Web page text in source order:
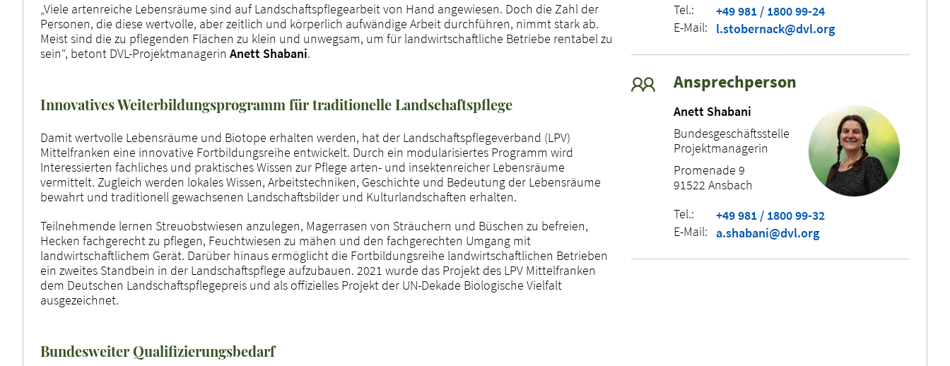
„Viele artenreiche Lebensräume sind auf Landschaftspflegearbeit von Hand angewiesen. Doch die Zahl der
Personen, die diese wertvolle, aber zeitlich und körperlich aufwändige Arbeit durchführen, nimmt stark ab.
Meist sind die zu pflegenden Flächen zu klein und unwegsam, um für landwirtschaftliche Betriebe rentabel zu
sein“, betont DVL-Projektmanagerin Anett Shabani.
Innovatives Weiterbildungsprogramm für traditionelle Landschaftspflege
Damit wertvolle Lebensräume und Biotope erhalten werden, hat der Landschaftspflegeverband (LPV)
Mittelfranken eine innovative Fortbildungsreihe entwickelt. Durch ein modularisiertes Programm wird
Interessierten fachliches und praktisches Wissen zur Pflege arten- und insektenreicher Lebensräume
vermittelt. Zugleich werden lokales Wissen, Arbeitstechniken, Geschichte und Bedeutung der Lebensräume
bewahrt und traditionell gewachsenen Landschaftsbilder und Kulturlandschaften erhalten.
Teilnehmende lernen Streuobstwiesen anzulegen, Magerrasen von Sträuchern und Büschen zu befreien,
Hecken fachgerecht zu pflegen, Feuchtwiesen zu mähen und den fachgerechten Umgang mit
landwirtschaftlichem Gerät. Darüber hinaus ermöglicht die Fortbildungsreihe landwirtschaftlichen Betrieben
ein zweites Standbein in der Landschaftspflege aufzubauen. 2021 wurde das Projekt des LPV Mittelfranken
dem Deutschen Landschaftspflegepreis und als offizielles Projekt der UN-Dekade Biologische Vielfalt
ausgezeichnet.
Bundesweiter Qualifizierungsbedarf
Tel.:
+49 981 / 1800 99-24
E-Mail:
l.stobernack@dvl.org
Ansprechperson
Anett Shabani
Bundesgeschäftsstelle
Projektmanagerin
Promenade 9
91522 Ansbach
Tel.:
+49 981 / 1800 99-32
E-Mail: a.shabani@dvl.org